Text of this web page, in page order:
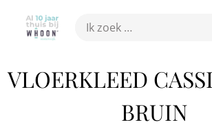
VLOERKLEED
BRUIN